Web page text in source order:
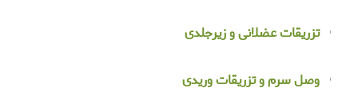
تزریقات عضلانی و زیرجلدی
وصل سرم و تزریقات وریدی